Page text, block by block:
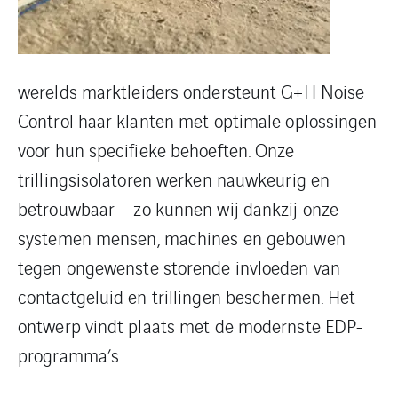
werelds marktleiders ondersteunt G+H Noise
Control haar klanten met optimale oplossingen
voor hun specifieke behoeften. Onze
trillingsisolatoren werken nauwkeurig en
betrouwbaar – zo kunnen wij dankzij onze
systemen mensen, machines en gebouwen
tegen ongewenste storende invloeden van
contactgeluid en trillingen beschermen. Het
ontwerp vindt plaats met de modernste EDP-
programma’s.